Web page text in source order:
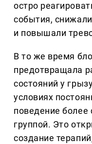
остро
события,
и повышали
В то же время
предотвращала
состояний у
условиях
поведение более
группой. Это
создание